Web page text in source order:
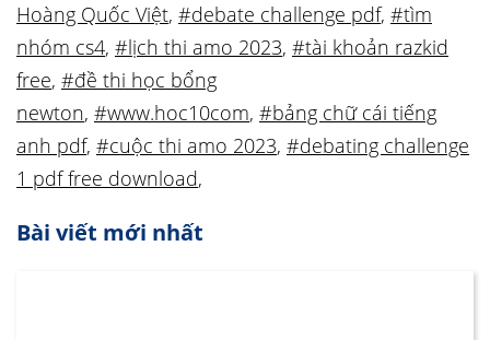
Hoàng Quốc Việt, #debate challenge pdf, #tìm
nhóm cs4, #lịch thi amo 2023, #tài khoản razkid
free, #đề thi học bổng
newton, #www.hoc10com, #bảng chữ cái tiếng
anh pdf, #cuộc thi amo 2023, #debating challenge
1 pdf free download,
Bài viết mới nhất